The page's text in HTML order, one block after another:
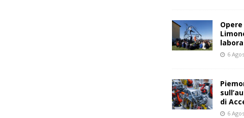
6
di
6